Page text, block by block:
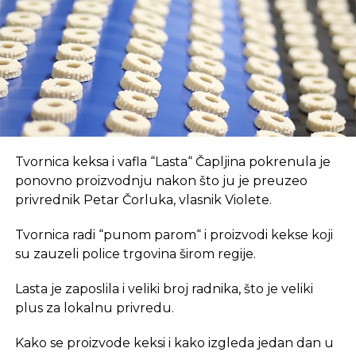
SLIČNE TEME: NSRS
SLEDEĆI
Unatoč rastu dobiti od 20 posto, jak dolar
srušio cijenu dionice Nikea za pet posto
NE PROPUSTITE
Tri dionice puteva u USK dobiće treću traku
suvremeni način rada.
REKLAMA
U coworking prostoru, radnici su okruženi sličnim
profesionalcima, što potiče produktivnost i radnu
atmosferu koju je teško postići u kućnom
Dodatna prednost coworkinga je umrežavanje i
prostoru omogućava razmjenu ideja, kontakata i
suradnji, čime coworking prostor postaje inkubator
Tvornica keksa i vafla “Lasta“ Čapljina pokrenula je
ponovno proizvodnju nakon što ju je preuzeo
privrednik Petar Čorluka, vlasnik Violete.
Tvornica radi “punom parom“ i proizvodi kekse koji
su zauzeli police trgovina širom regije.
Lasta je zaposlila i veliki broj radnika, što je veliki
plus za lokalnu privredu.
Kako se proizvode keksi i kako izgleda jedan dan u